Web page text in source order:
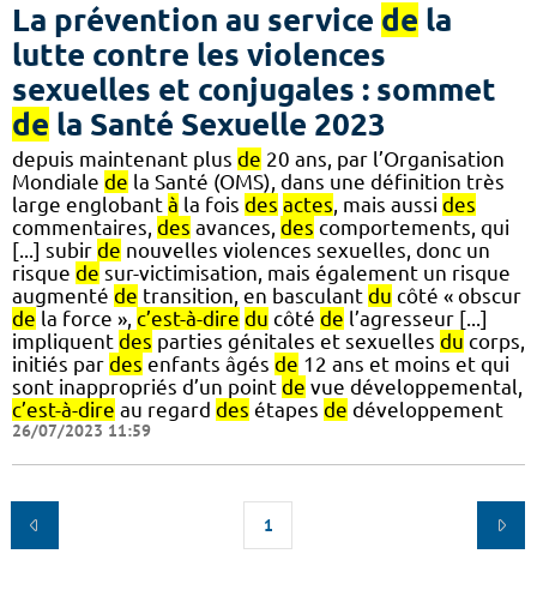
La prévention au service de la
lutte contre les violences
sexuelles et conjugales : sommet
de la Santé Sexuelle 2023
depuis maintenant plus de 20 ans, par l’Organisation
Mondiale de la Santé (OMS), dans une définition très
large englobant à la fois des actes , mais aussi des
commentaires, des avances, des comportements, qui
[...] subir de nouvelles violences sexuelles, donc un
risque de sur-victimisation, mais également un risque
augmenté de transition, en basculant du côté « obscur
de la force », c’est-à-dire du côté de l’agresseur [...]
impliquent des parties génitales et sexuelles du corps,
initiés par des enfants âgés de 12 ans et moins et qui
sont inappropriés d’un point de vue développemental,
c’est-à-dire au regard des étapes de développement
26/07/2023 11:59
1